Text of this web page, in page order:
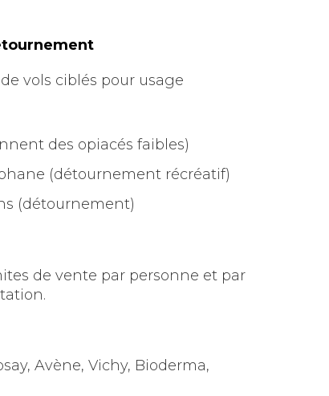
vols ciblés pour usage
des opiacés faibles)
(détournement récréatif)
(détournement)
de vente par personne et par
Avène, Vichy, Bioderma,